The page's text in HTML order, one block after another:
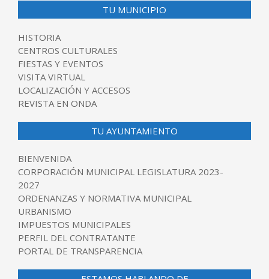
TU MUNICIPIO
HISTORIA
CENTROS CULTURALES
FIESTAS Y EVENTOS
VISITA VIRTUAL
LOCALIZACIÓN Y ACCESOS
REVISTA EN ONDA
TU AYUNTAMIENTO
BIENVENIDA
CORPORACIÓN MUNICIPAL LEGISLATURA 2023-
2027
ORDENANZAS Y NORMATIVA MUNICIPAL
URBANISMO
IMPUESTOS MUNICIPALES
PERFIL DEL CONTRATANTE
PORTAL DE TRANSPARENCIA